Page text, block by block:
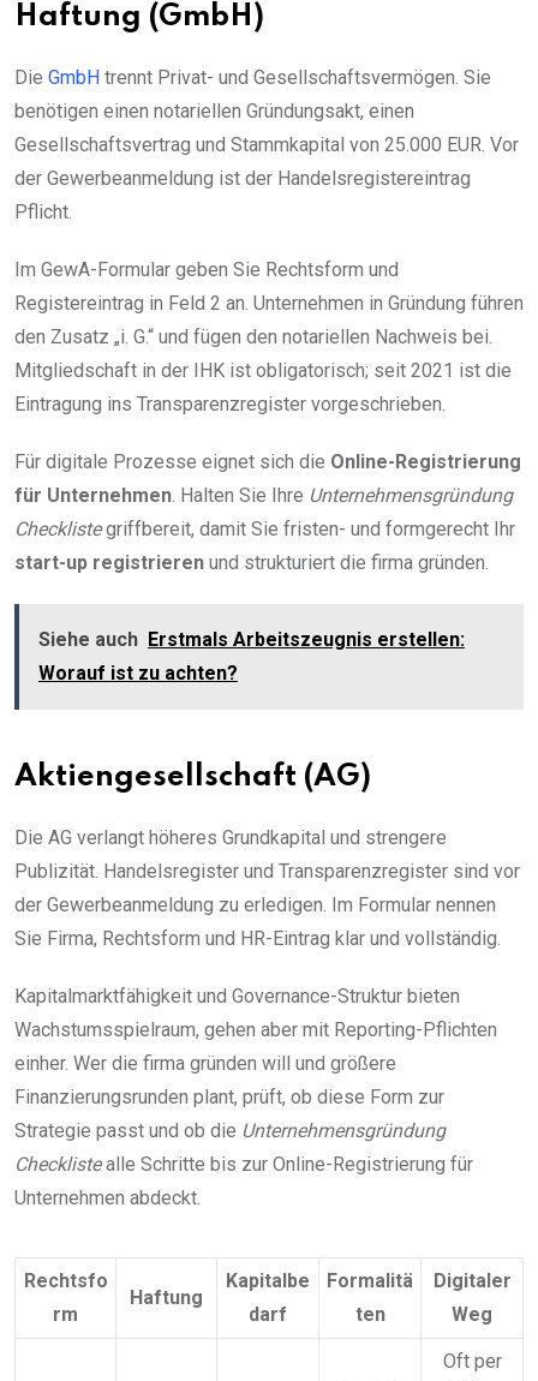
Haftung (GmbH)
Die GmbH trennt Privat- und Gesellschaftsvermögen. Sie
benötigen einen notariellen Gründungsakt, einen
Gesellschaftsvertrag und Stammkapital von 25.000 EUR. Vor
der Gewerbeanmeldung ist der Handelsregistereintrag
Pflicht.
Im GewA-Formular geben Sie Rechtsform und
Registereintrag in Feld 2 an. Unternehmen in Gründung führen
den Zusatz „i. G.“ und fügen den notariellen Nachweis bei.
Mitgliedschaft in der IHK ist obligatorisch; seit 2021 ist die
Eintragung ins Transparenzregister vorgeschrieben.
Für digitale Prozesse eignet sich die Online-Registrierung
für Unternehmen . Halten Sie Ihre Unternehmensgründung
Checklistegriffbereit, damit Sie fristen- und formgerecht Ihr
start-up registrieren und strukturiert die firma gründen.
Siehe auch Erstmals Arbeitszeugnis erstellen:
Worauf ist zu achten?
Aktiengesellschaft (AG)
Die AG verlangt höheres Grundkapital und strengere
Publizität. Handelsregister und Transparenzregister sind vor
der Gewerbeanmeldung zu erledigen. Im Formular nennen
Sie Firma, Rechtsform und HR-Eintrag klar und vollständig.
Kapitalmarktfähigkeit und Governance-Struktur bieten
Wachstumsspielraum, gehen aber mit Reporting-Pflichten
einher. Wer die firma gründen will und größere
Finanzierungsrunden plant, prüft, ob diese Form zur
Strategie passt und ob die Unternehmensgründung
Checklistealle Schritte bis zur Online-Registrierung für
Unternehmen abdeckt.
Rechtsfo
rm
Haftung
Kapitalbe
darf
Formalitä
ten
Digitaler
Weg
Oft per